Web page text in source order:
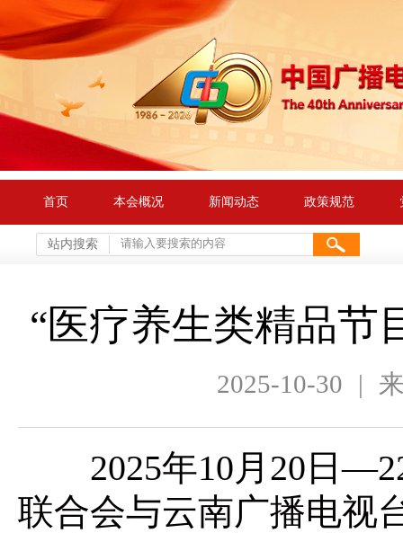
首页 本会概况 新闻动态 政策规范
站内搜索
“医疗养生类精品节
2025-10-30 |
2025年10月20日—22
联合会与云南广播电视